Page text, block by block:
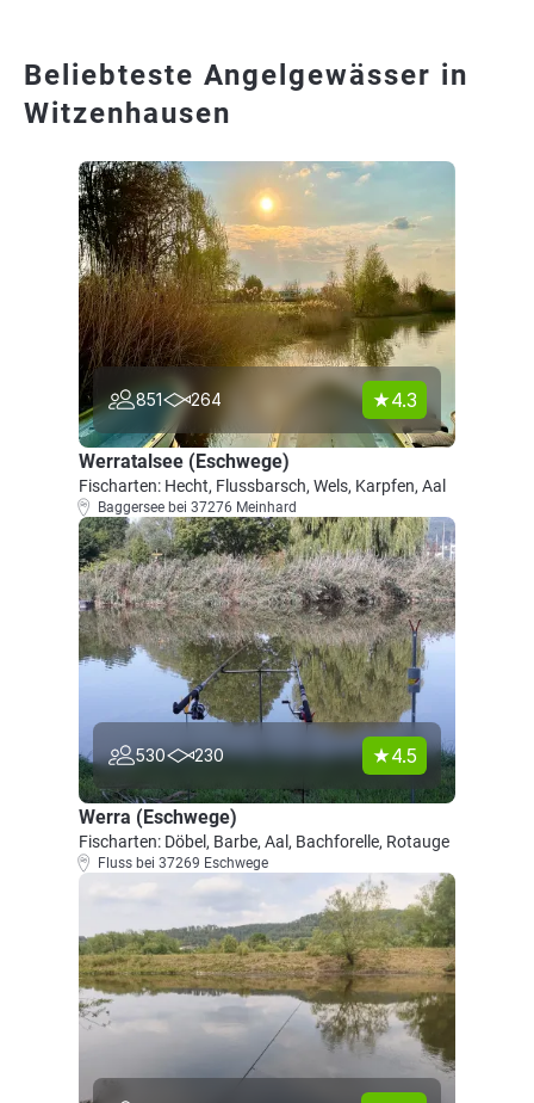
Beliebteste Angelgewässer in
Witzenhausen
851 264 4.3
Werratalsee (Eschwege)
Fischarten: Hecht, Flussbarsch, Wels, Karpfen, Aal
Baggersee bei 37276 Meinhard
530 230 4.5
Werra (Eschwege)
Fischarten: Döbel, Barbe, Aal, Bachforelle, Rotauge
Fluss bei 37269 Eschwege